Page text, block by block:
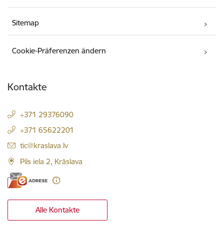
Sitemap
Cookie-Präferenzen ändern
Kontakte
+371 29376090
+371 65622201
E-Mail:
tic@kraslava.lv
Pils iela 2, Krāslava
Alle Kontakte